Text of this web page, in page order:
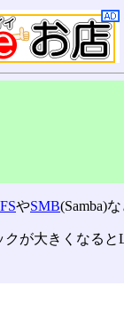
やSMB(Samba)
が大きくなる